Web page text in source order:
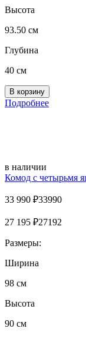
Высота
93.50 см
Глубина
40 см
Подробнее
в наличии
Комод с
33 990 ₽33990
27 195 ₽27192
Размеры:
Ширина
98 см
Высота
90 см